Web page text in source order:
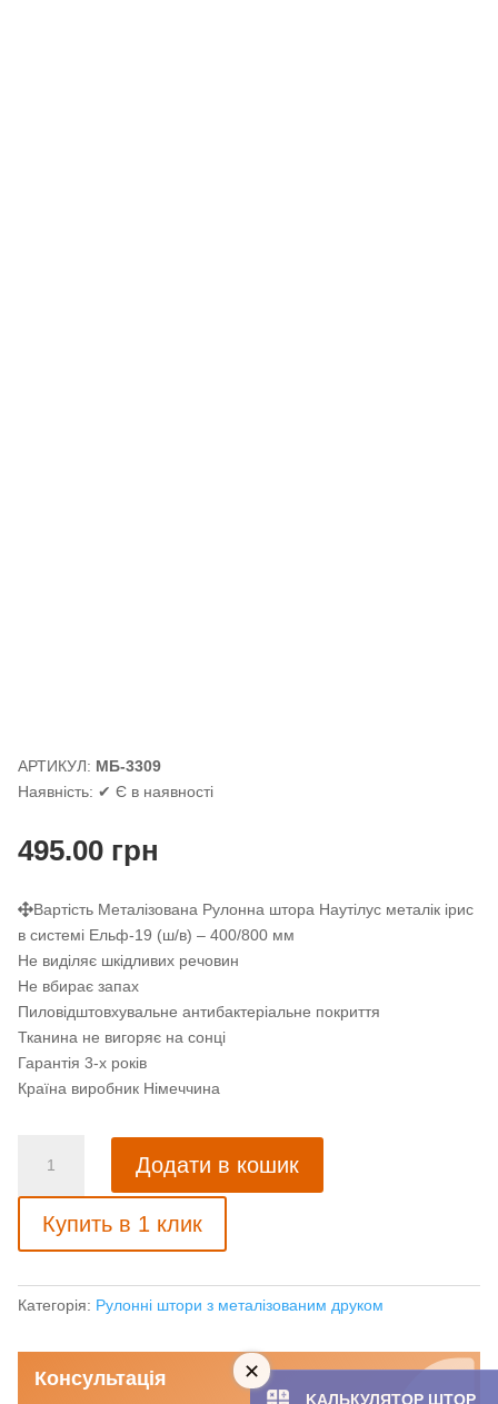
АРТИКУЛ: МБ-3309
Наявність: ✔ Є в наявності
495.00грн
Вартість Металізована Рулонна штора Наутілус металік ірис
в системі Ельф-19 (ш/в) – 400/800 мм
Не виділяє шкідливих речовин
Не вбирає запах
Пиловідштовхувальне антибактеріальне покриття
Тканина не вигоряє на сонці
Гарантія 3-х років
Країна виробник Німеччина
Металізована
рулонна
штора
Наутілус
металік
кількість
Додати в кошик
Купить в 1 клик
Категорія: Рулонні штори з металізованим друком
Консультація
KAЛЬКУЛЯТOP ШТОР